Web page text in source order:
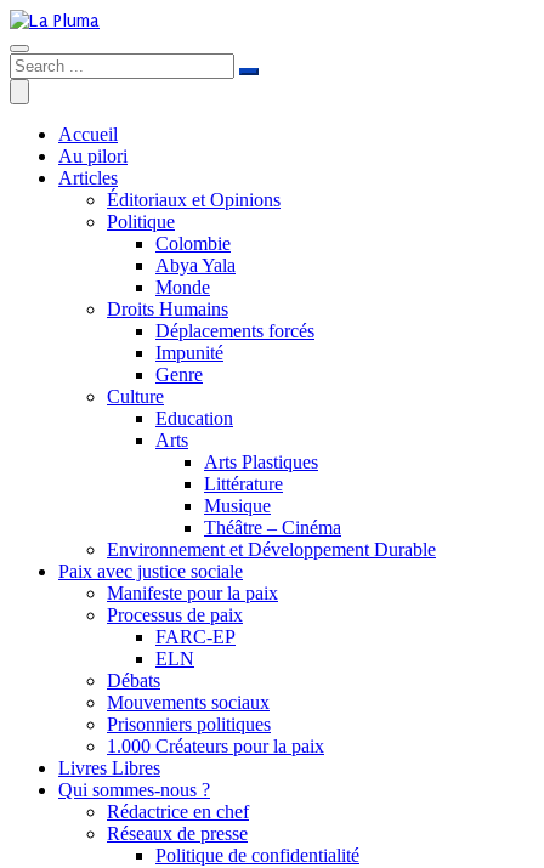
Accueil
Au pilori
Articles
Éditoriaux et Opinions
Politique
Colombie
Abya Yala
Monde
Droits Humains
Déplacements forcés
Impunité
Genre
Culture
Education
Arts
Arts Plastiques
Littérature
Musique
Théâtre – Cinéma
Environnement et Développement Durable
Paix avec justice sociale
Manifeste pour la paix
Processus de paix
FARC-EP
ELN
Débats
Mouvements sociaux
Prisonniers politiques
1.000 Créateurs pour la paix
Livres Libres
Qui sommes-nous ?
Rédactrice en chef
Réseaux de presse
Politique de confidentialité